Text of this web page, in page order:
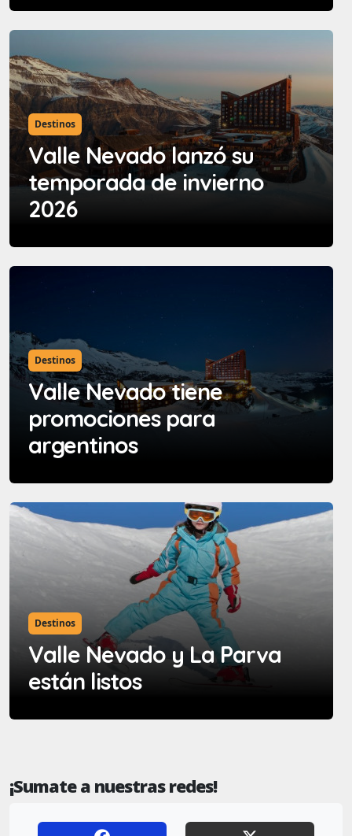
Destinos
Valle Nevado lanzó su
temporada de invierno
2026
Destinos
Valle Nevado tiene
promociones para
argentinos
Destinos
Valle Nevado y La Parva
están listos
¡Sumate a nuestras redes!